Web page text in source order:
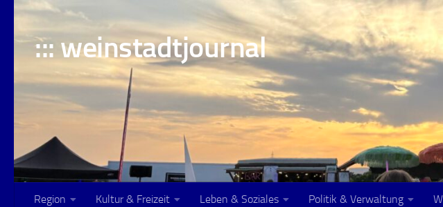
Skip to content
::: weinstadtjournal
Region Kultur & Freizeit Leben & Soziales Politik & Verwaltung